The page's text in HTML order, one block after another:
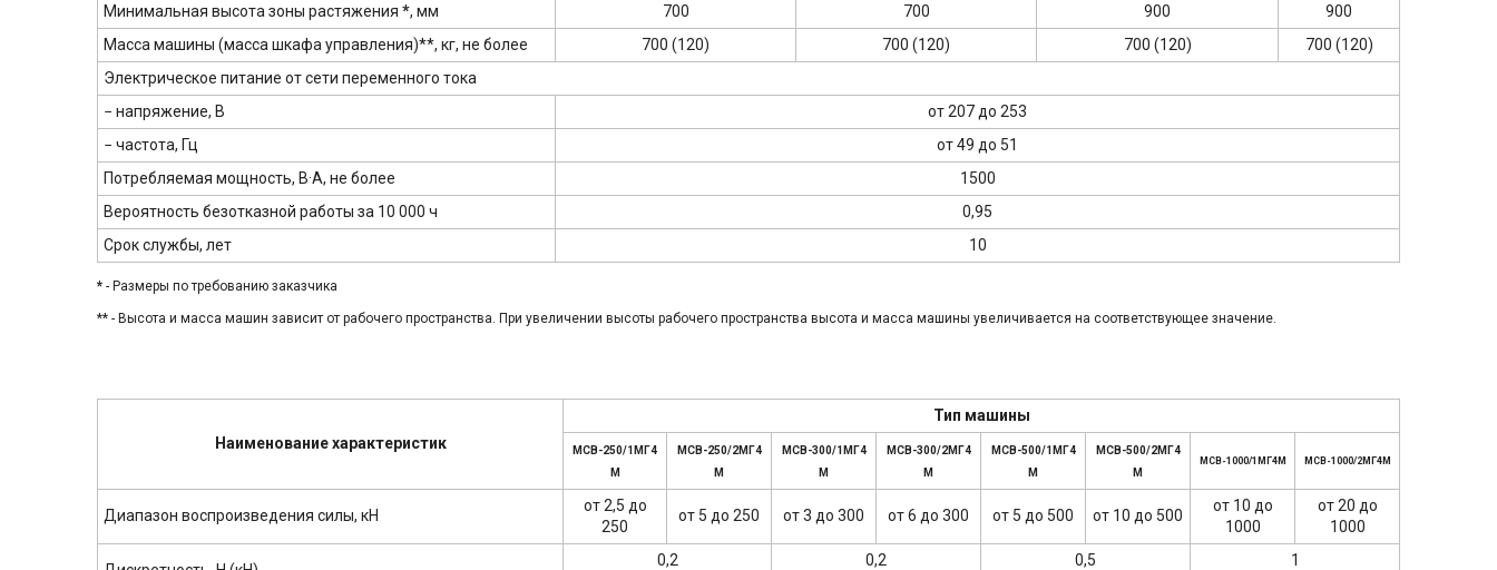
Минимальная высота зоны растяжения *, мм 700 700 900
900
Масса машины (масса шкафа управления)**, кг, не более
700 (120) 700 (120) 700 (120)
700 (120)
Электрическое питание от сети переменного тока
− напряжение, В
от 207 до 253
− частота, Гц
от 49 до 51
Потребляемая мощность, В·А, не более
1500
Вероятность безотказной работы за 10 000 ч
0,95
Срок службы, лет
10
* - Размеры по требованию заказчика
** - Высота и масса машин зависит от рабочего пространства. При увеличении высоты рабочего пространства высота и масса машины увеличивается на соответствующее значение.
Наименование характеристик
Тип машины
МСВ-250/1МГ4
М
МСВ-250/2МГ4
М
МСВ-300/1МГ4
М
МСВ-300/2МГ4
М
МСВ-500/1МГ4
М
МСВ-500/2МГ4
М
МСВ-1000/1МГ4М МСВ-1000/2МГ4М
Диапазон воспроизведения силы, кН
от 2,5 до
250
от 5 до 250 от 3 до 300 от 6 до 300 от 5 до 500 от 10 до 500
от 10 до
1000
от 20 до
1000
0,2
0,2
0,5
1